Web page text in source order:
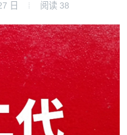
日 阅读 38